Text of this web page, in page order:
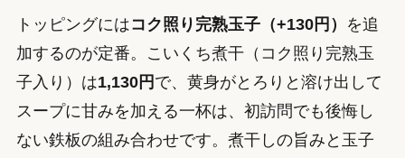
トッピングにはコク照り完熟玉子（+130円）
を追
加するのが定番。こいくち煮干（コク照り完熟玉
子入り）は1,130円 で、黄身がとろりと溶け出して
スープに甘みを加える一杯は、初訪問でも後悔し
ない鉄板の組み合わせです。煮干しの旨みと玉子